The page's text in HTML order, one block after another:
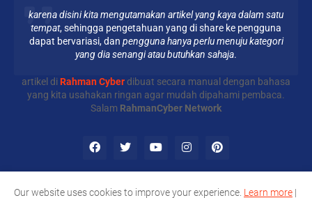
karena disini kita mengutamakan artikel yang kaya dalam satu
tempat, sehingga pengetahuan yang di share ke pengguna
dapat bervariasi, dan pengguna hanya perlu menuju kategori
yang dia senangi atau butuhkan sahaja.
artikel diRahman Cyber dibuat secara manual dengan bahasa
yang kita usahakan ringan agar mudah dipahami pembaca.
Salam RahmanCyber Network
Our website uses cookies to improve your experience. Learn more |